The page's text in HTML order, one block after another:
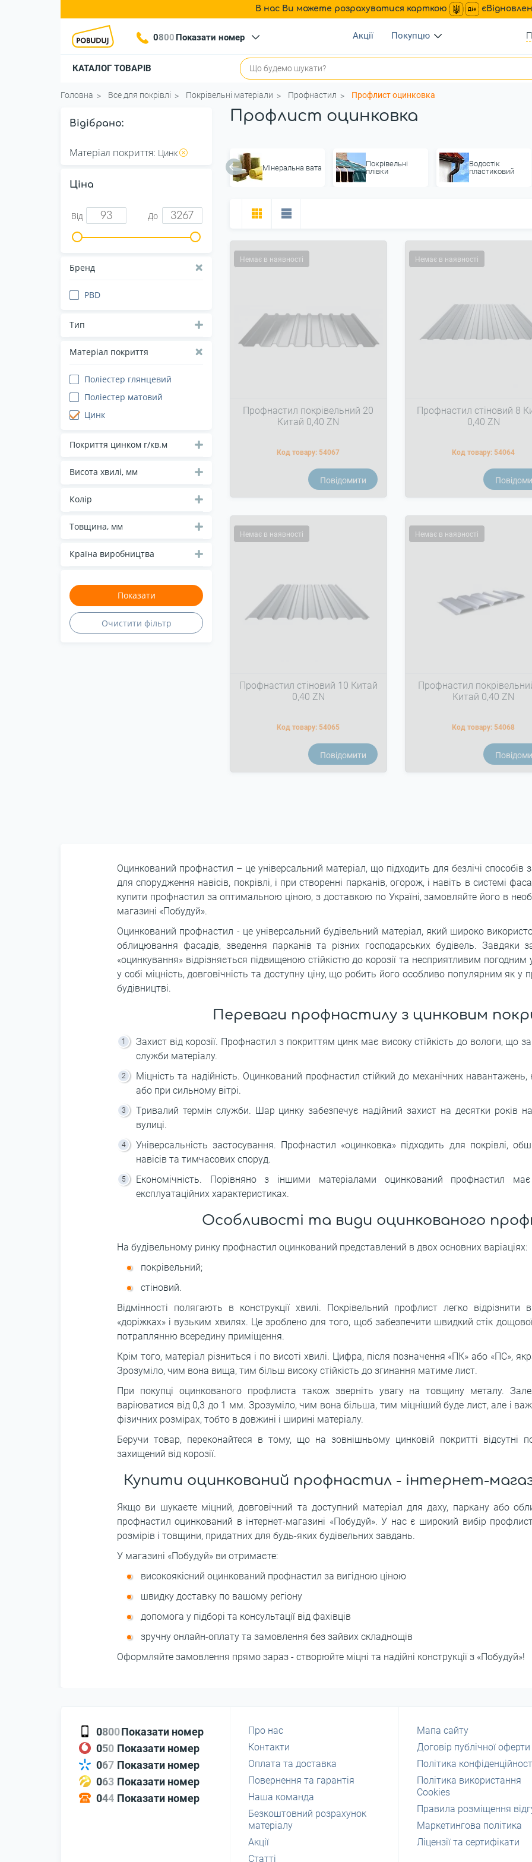
В нас Ви можете розрахуватися карткою
0800 Показати номер Акції Покупцю
КАТАЛОГ ТОВАРІВ
Головна Все для покрівлі Покрівельні матеріали Профнастил Профлист оцинковка
Відібрано:
Матеріал покриття: Цинк
Ціна
Від До
Бренд
PBD
Тип
Матеріал покриття
Поліестер глянцевий
Поліестер матовий
Цинк
Покриття цинком г/кв.м
Висота хвилі, мм
Колір
Товщина, мм
Країна виробництва
Профлист оцинковка
Мінеральна вата
Покрівельні
плівки
Водостік
пластиковий
Немає в наявності
Профнастил покрівельний 20
Китай 0,40 ZN
Код товару: 54067
Повідомити
Немає в наявності
Профнастил стіновий 8
0,40 ZN
Код товару: 54064
Немає в наявності
Профнастил стіновий 10 Китай
0,40 ZN
Код товару: 54065
Повідомити
Немає в наявності
Профнастил
Китай 0,40 ZN
Код товару: 54068
Оцинкований профнастил – це універсальний матеріал, що підходить для безлічі
для спорудження навісів, покрівлі, і при створенні парканів, огорож, і навіть в системі
купити профнастил за оптимальною ціною, з доставкою по Україні, замовляйте його в
магазині «Побудуй».
Оцинкований профнастил - це універсальний будівельний матеріал, який широко
облицювання фасадів, зведення парканів та різних господарських будівель. Завдяки
«оцинкування» відрізняється підвищеною стійкістю до корозії та несприятливим
у собі міцність, довговічність та доступну ціну, що робить його особливо популярним як
будівництві.
Переваги профнастилу з цинковим
Захист від корозії. Профнастил з покриттям цинк має високу стійкість до вологи, що
служби матеріалу.
Міцність та надійність. Оцинкований профнастил стійкий до механічних
або при сильному вітрі.
Тривалий термін служби. Шар цинку забезпечує надійний захист на десятки років
вулиці.
Універсальність застосування. Профнастил «оцинковка» підходить для покрівлі,
навісів та тимчасових споруд.
Економічність. Порівняно з іншими матеріалами оцинкований профнастил
експлуатаційних характеристиках.
Особливості та види оцинкованого
На будівельному ринку профнастил оцинкований представлений в двох основних варіаціях:
покрівельний;
стіновий.
Відмінності полягають в конструкції хвилі. Покрівельний профлист легко
«доріжках» і вузьким хвилях. Це зроблено для того, щоб забезпечити швидкий стік дощової
потраплянню всередину приміщення.
Крім того, матеріал різниться і по висоті хвилі. Цифра, після позначення «ПК» або «ПС»,
Зрозуміло, чим вона вища, тим більш високу стійкість до згинання матиме лист.
При покупці оцинкованого профлиста також зверніть увагу на товщину металу.
варіюватися від 0,3 до 1 мм. Зрозуміло, чим вона більша, тим міцніший буде лист, але і
фізичних розмірах, тобто в довжині і ширині матеріалу.
Беручи товар, переконайтеся в тому, що на зовнішньому цинковій покритті відсутні
захищений від корозії.
Купити оцинкований профнастил - інтернет-
Якщо ви шукаєте міцний, довговічний та доступний матеріал для даху, паркану або
профнастил оцинкований в інтернет-магазині «Побудуй». У нас є широкий вибір
розмірів і товщини, придатних для будь-яких будівельних завдань.
У магазині «Побудуй» ви отримаєте:
високоякісний оцинкований профнастил за вигідною ціною
швидку доставку по вашому регіону
допомога у підборі та консультації від фахівців
зручну онлайн-оплату та замовлення без зайвих складнощів
Оформляйте замовлення прямо зараз - створюйте міцні та надійні конструкції з «Побудуй»!
0800Показати номер
050 Показати номер
067 Показати номер
063 Показати номер
044 Показати номер
Про нас
Контакти
Оплата та доставка
Повернення та гарантія
Наша команда
Безкоштовний розрахунок
матеріалу
Акції
Статті
Мапа сайту
Договір публічної оферти
Політика
Політика використання
Cookies
Правила розміщення
Маркетингова політика
Ліцензії та сертифікати